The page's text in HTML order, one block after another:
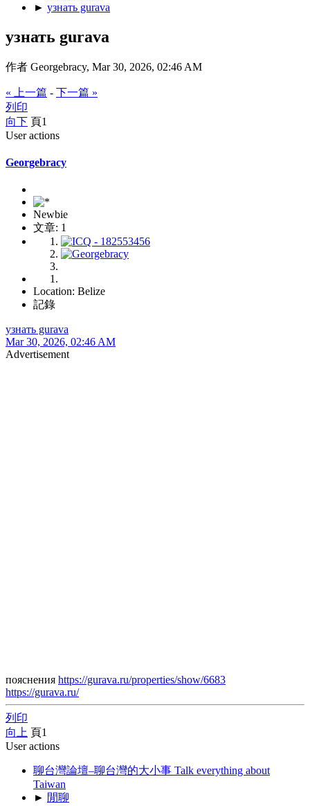
► узнать gurava
узнать gurava
作者 Georgebracy, Mar 30, 2026, 02:46 AM
« 上一篇 - 下一篇 »
列印
向下 頁1
User actions
Georgebracy
Newbie
文章: 1
Location: Belize
記錄
узнать gurava
Mar 30, 2026, 02:46 AM
Advertisement
пояснения https://gurava.ru/properties/show/6683
https://gurava.ru/
列印
向上 頁1
User actions
聊台灣論壇–聊台灣的大小事 Talk everything about
Taiwan
► 閒聊